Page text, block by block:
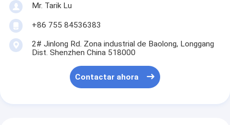
Mr. Tarik Lu
+86 755 84536383
2# Jinlong Rd. Zona industrial de Baolong, Longgang
Dist. Shenzhen China 518000
Contactar ahora